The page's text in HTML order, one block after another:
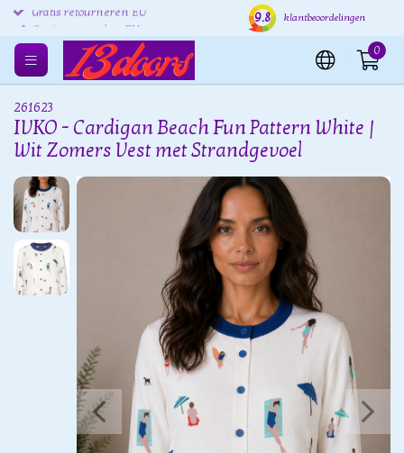
Gratis retourneren EU Verzending binnen 24 uur
9.8 klantbeoordelingen
0
261623
IVKO - Cardigan Beach Fun Pattern White |
Wit Zomers Vest met Strandgevoel